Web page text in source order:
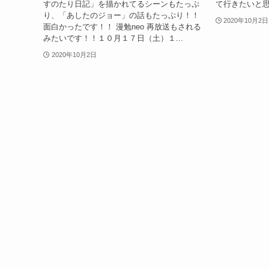
すのたり日記」を描かれてるシーンもたっぷ
り、「あしたのジョー」の話もたっぷり！！
面白かったです！！ 漫勉neo 再放送もされる
みたいです！！１０月１７日（土）１...
2020年10月2日
て行きたいと
2020年10月2日